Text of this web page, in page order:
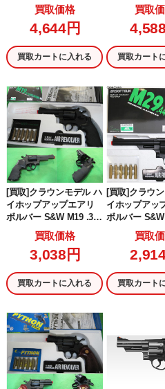
4インチ(旧パッケージ)
(18歳以上専用)
買取価格
4,644円
買取カートに入れる
エッソン)
ナム 8インチ
(18歳以上専用)
買取
買取カート
[買取]クラウンモデル ハ
イホップアップエアリ
ボルバー S&W M19 .357
マグナム 4インチ
買取価格
3,038円
買取カートに入れる
[買取]クラウ
イホップアッ
ボルバー
マグナム 6イ
ック (18歳以上
買取
買取カート